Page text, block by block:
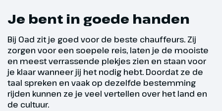
Predjama (€ 50,-)
Je bent in goede handen
Bij Oad zit je goed voor de beste chauffeurs. Zij
zorgen voor een soepele reis, laten je de mooiste
en meest verrassende plekjes zien en staan voor
je klaar wanneer jij het nodig hebt. Doordat ze de
taal spreken en vaak op dezelfde bestemming
rijden kunnen ze je veel vertellen over het land en
de cultuur.